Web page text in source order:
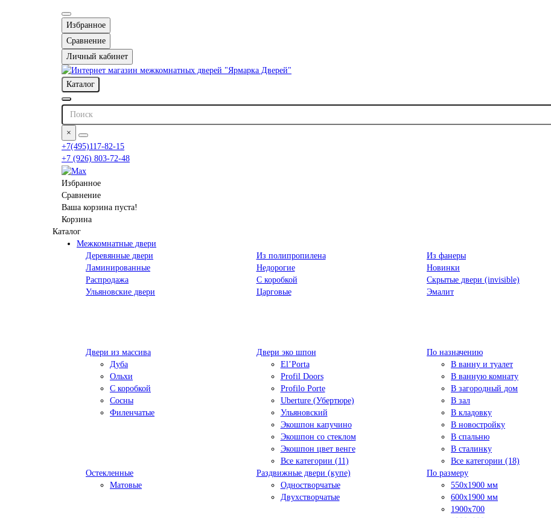
Избранное
Сравнение
Личный кабинет
Каталог
×
+7(495)117-82-15
+7 (926) 803-72-48
Избранное
Сравнение
Ваша корзина пуста!
Корзина
Каталог
Межкомнатные двери
Деревянные двери
Из полипропилена Из фанеры
Ламинированные
Недорогие Новинки
Распродажа
С коробкой Скрытые двери (invisible)
Ульяновские двери
Царговые Эмалит
Двери из массива
Дуба
Ольхи
С коробкой
Сосны
Филенчатые
Двери эко шпон
El’Porta
Profil Doors
Profilo Porte
Uberture (Убертюре)
Ульяновский
Экошпон капучино
Экошпон со стеклом
Экошпон цвет венге
Все категории (11)
По назначению
В ванну и туалет
В ванную комнату
В загородный дом
В зал
В кладовку
В новостройку
В спальню
В сталинку
Все категории (18)
Остекленные
Матовые
Раздвижные двери (купе)
Одностворчатые
Двухстворчатые
По размеру
550x1900 мм
600x1900 мм
1900х700